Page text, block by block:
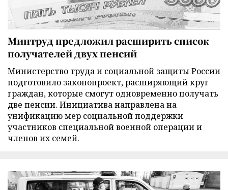
Минтруд предложил расширить список
получателей двух пенсий
Министерство труда и социальной защиты России
подготовило законопроект, расширяющий круг
граждан, которые смогут одновременно получать
две пенсии. Инициатива направлена на
унификацию мер социальной поддержки
участников специальной военной операции и
членов их семей.